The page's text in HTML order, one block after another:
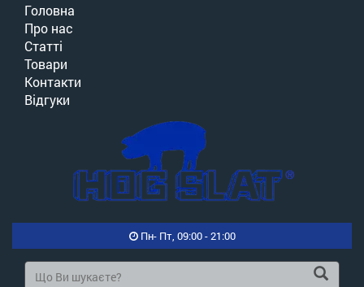
Головна
Про нас
Статті
Товари
Контакти
Відгуки
Пн- Пт, 09:00 - 21:00